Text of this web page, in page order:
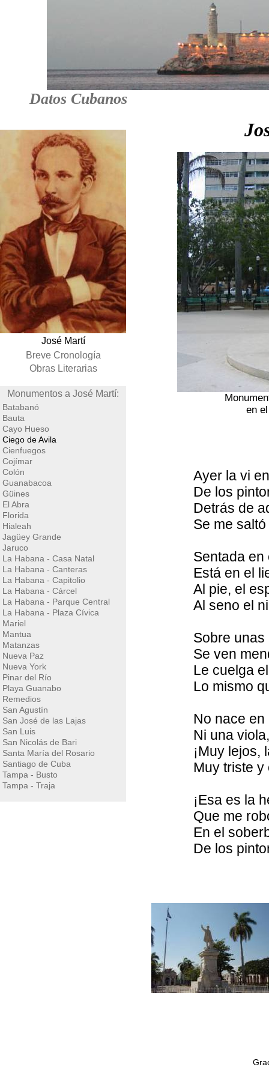
Datos Cubanos
José Martí
Breve Cronología
Obras Literarias
Monumentos a José Martí:
Batabanó
Bauta
Cayo Hueso
Ciego de Avila
Cienfuegos
Cojímar
Colón
Guanabacoa
Güines
El Abra
Florida
Hialeah
Jagüey Grande
Jaruco
La Habana - Casa Natal
La Habana - Canteras
La Habana - Capitolio
La Habana - Cárcel
La Habana - Parque Central
La Habana - Plaza Cívica
Mariel
Mantua
Matanzas
Nueva Paz
Nueva York
Pinar del Río
Playa Guanabo
Remedios
San Agustín
San José de las Lajas
San Luis
San Nicolás de Bari
Santa María del Rosario
Santiago de Cuba
Tampa - Busto
Tampa - Traja
en
Ayer la vi
De los
Detrás de
Se me
Sentada en
Está en el
Al pie, el
Al seno el
Sobre
Se ven
Le cuelga
Lo mismo
No nace
Ni una
¡Muy lejos,
Muy triste y
¡Esa es la
Que me
En el
De los